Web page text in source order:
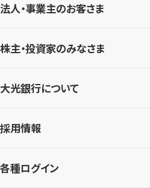
法人・事業主のお客さま
株主・投資家のみなさま
大光銀行について
採用情報
各種ログイン